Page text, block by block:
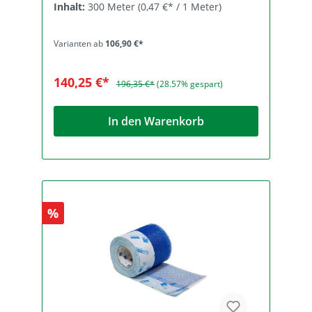
NDS04‑1001 Sorgt für trockene Bauteile:
gütegesicherte Montage Großes Sortiment
für alle üblichen Fugenbreiten Anwendung
schlagregendichten Abschluss von
Anschlussfugen im Hochbau. Das
zur einfachen Montage einseitig mit einer
Selbstklebefläche ausgestattet.
Inhalt: 300 Meter (0,47 €* / 1 Meter)
Varianten ab 106,90 €*
140,25 €* 196,35 €*(28.57% gespart)
In den Warenkorb
%